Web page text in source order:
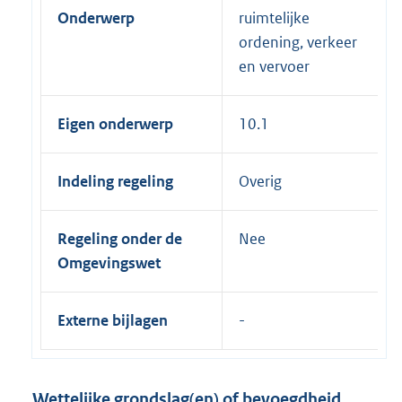
Onderwerp
ruimtelijke
ordening, verkeer
en vervoer
Eigen onderwerp 10.1
Indeling regeling Overig
Regeling onder de
Omgevingswet
Nee
Externe bijlagen